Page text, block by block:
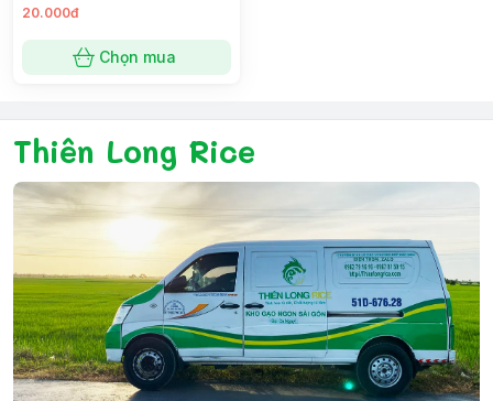
20.000đ
Chọn mua
Thiên Long Rice